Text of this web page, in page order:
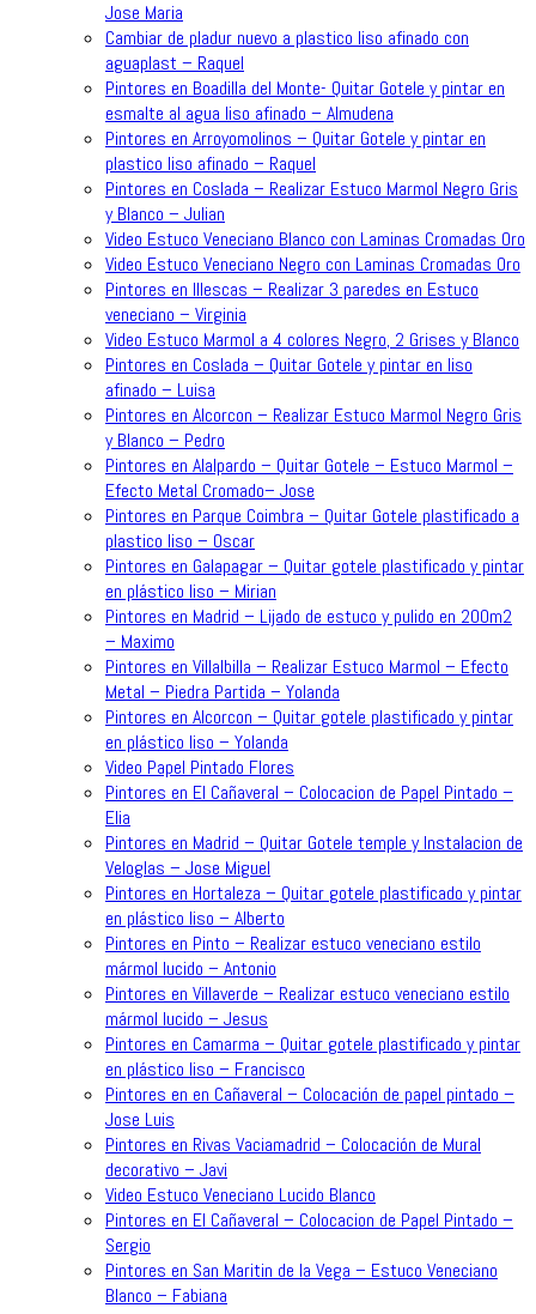
Jose Maria
Cambiar de pladur nuevo a plastico liso afinado con
aguaplast – Raquel
Pintores en Boadilla del Monte- Quitar Gotele y pintar en
esmalte al agua liso afinado – Almudena
Pintores en Arroyomolinos – Quitar Gotele y pintar en
plastico liso afinado – Raquel
Pintores en Coslada – Realizar Estuco Marmol Negro Gris
y Blanco – Julian
Video Estuco Veneciano Blanco con Laminas Cromadas Oro
Video Estuco Veneciano Negro con Laminas Cromadas Oro
Pintores en Illescas – Realizar 3 paredes en Estuco
veneciano – Virginia
Video Estuco Marmol a 4 colores Negro, 2 Grises y Blanco
Pintores en Coslada – Quitar Gotele y pintar en liso
afinado – Luisa
Pintores en Alcorcon – Realizar Estuco Marmol Negro Gris
y Blanco – Pedro
Pintores en Alalpardo – Quitar Gotele – Estuco Marmol –
Efecto Metal Cromado– Jose
Pintores en Parque Coimbra – Quitar Gotele plastificado a
plastico liso – Oscar
Pintores en Galapagar – Quitar gotele plastificado y pintar
en plástico liso – Mirian
Pintores en Madrid – Lijado de estuco y pulido en 200m2
– Maximo
Pintores en Villalbilla – Realizar Estuco Marmol – Efecto
Metal – Piedra Partida – Yolanda
Pintores en Alcorcon – Quitar gotele plastificado y pintar
en plástico liso – Yolanda
Video Papel Pintado Flores
Pintores en El Cañaveral – Colocacion de Papel Pintado –
Elia
Pintores en Madrid – Quitar Gotele temple y Instalacion de
Veloglas – Jose Miguel
Pintores en Hortaleza – Quitar gotele plastificado y pintar
en plástico liso – Alberto
Pintores en Pinto – Realizar estuco veneciano estilo
mármol lucido – Antonio
Pintores en Villaverde – Realizar estuco veneciano estilo
mármol lucido – Jesus
Pintores en Camarma – Quitar gotele plastificado y pintar
en plástico liso – Francisco
Pintores en en Cañaveral – Colocación de papel pintado –
Jose Luis
Pintores en Rivas Vaciamadrid – Colocación de Mural
decorativo – Javi
Video Estuco Veneciano Lucido Blanco
Pintores en El Cañaveral – Colocacion de Papel Pintado –
Sergio
Pintores en San Maritin de la Vega – Estuco Veneciano
Blanco – Fabiana